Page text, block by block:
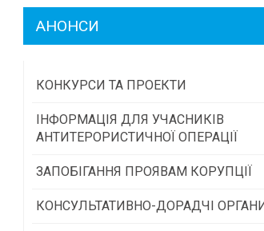
АНОНСИ
КОНКУРСИ ТА ПРОЕКТИ
Конкурс проектів та програм
самоврядування
суспільства
ІНФОРМАЦІЯ ДЛЯ УЧАСНИКІВ
АНТИТЕРОРИСТИЧНОЇ ОПЕРАЦІЇ
ЗАПОБІГАННЯ ПРОЯВАМ КОРУПЦІЇ
КОНСУЛЬТАТИВНО-ДОРАДЧІ